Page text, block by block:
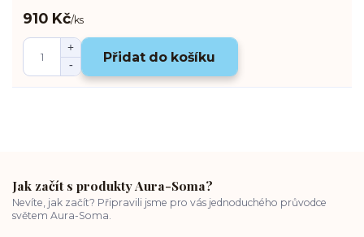
910 Kč/ks
Přidat do košíku
Jak začít s produkty Aura-Soma?
Nevíte, jak začít? Připravili jsme pro vás jednoduchého průvodce
světem Aura-Soma.